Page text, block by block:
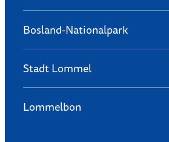
Bosland-Nationalpark
Stadt Lommel
Lommelbon